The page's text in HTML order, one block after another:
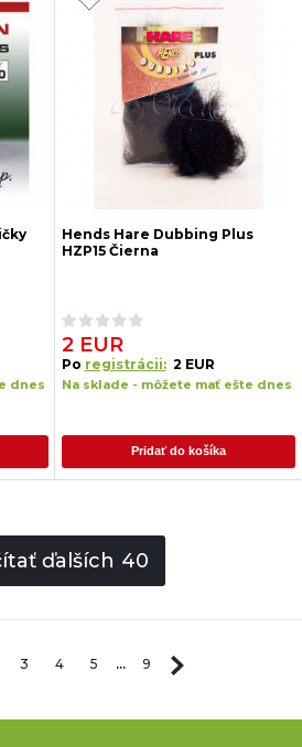
dnes
Hends Hare Dubbing Plus
HZP15 Čierna
2 EUR
Po registrácii: 2 EUR
Na sklade - môžete mať ešte dnes
Pridať do košíka
ďalších 40
3 4 5 ... 9